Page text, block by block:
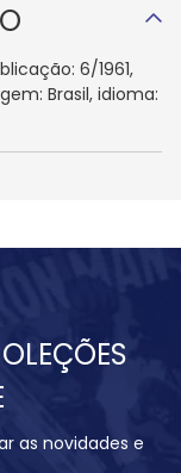
6/1961,
Brasil, idioma:
as novidades e